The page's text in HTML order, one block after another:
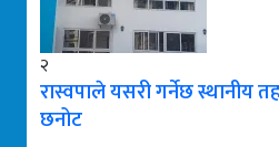
२
रास्वपाले यसरी गर्नेछ स्थानीय
छनोट